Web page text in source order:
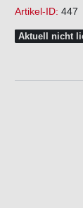
Artikel-ID: 447
Aktuell nicht